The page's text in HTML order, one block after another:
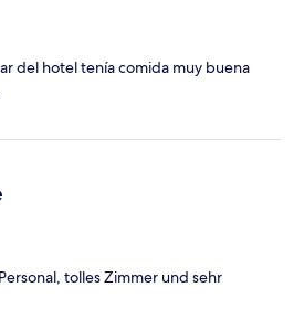
del hotel tenía comida muy buena
tolles Zimmer und sehr